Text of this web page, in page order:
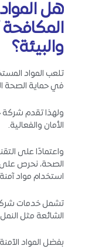
هل
والبيئة؟
تلعب المواد
في حماية الصحة
ولهذا تقدم شركة
الأمان والفعالية.
واعتمادًا على
الصحة، نحرص
استخدام مواد
تشمل خدمات
الشائعة مثل
بفضل المواد